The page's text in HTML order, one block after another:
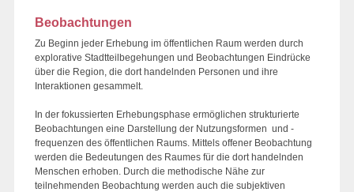
Beobachtungen
Zu Beginn jeder Erhebung im öffentlichen Raum werden durch
explorative Stadtteilbegehungen und Beobachtungen Eindrücke
über die Region, die dort handelnden Personen und ihre
Interaktionen gesammelt.
In der fokussierten Erhebungsphase ermöglichen strukturierte
Beobachtungen eine Darstellung der Nutzungsformen und -
frequenzen des öffentlichen Raums. Mittels offener Beobachtung
werden die Bedeutungen des Raumes für die dort handelnden
Menschen erhoben. Durch die methodische Nähe zur
teilnehmenden Beobachtung werden auch die subjektiven